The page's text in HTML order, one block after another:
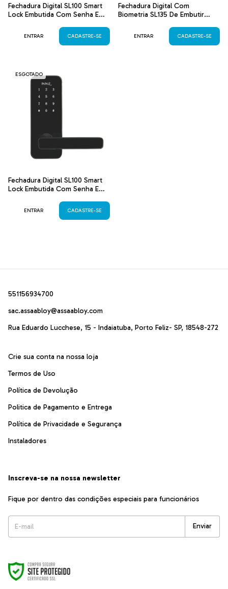
Fechadura Digital SL100 Smart
Lock Embutida Com Senha E
ENTRAR CADASTRE-SE
Fechadura Digital Com
Biometria SL135 De Embutir
ENTRAR CADASTRE-SE
ESGOTADO
Fechadura Digital SL100 Smart
Lock Embutida Com Senha E
ENTRAR CADASTRE-SE
551156934700
sac.assaabloy@assaabloy.com
Rua Eduardo Lucchese, 15 - Indaiatuba, Porto Feliz- SP, 18548-272
Crie sua conta na nossa loja
Termos de Uso
Política de Devolução
Politica de Pagamento e Entrega
Política de Privacidade e Segurança
Instaladores
Inscreva-se na nossa newsletter
Fique por dentro das condições especiais para funcionários